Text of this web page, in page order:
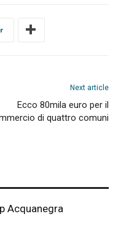
Next article
Ecco 80mila euro per il
di quattro comuni
Acquanegra